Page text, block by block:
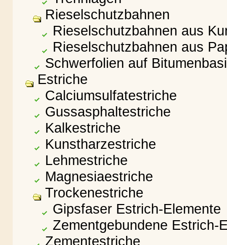
Rieselschutzbahnen
Rieselschutzbahnen aus
Rieselschutzbahnen aus
Schwerfolien auf
Estriche
Calciumsulfatestriche
Gussasphaltestriche
Kalkestriche
Kunstharzestriche
Lehmestriche
Magnesiaestriche
Trockenestriche
Gipsfaser Estrich-Elemente
Zementgebundene Estrich-
Zementestriche